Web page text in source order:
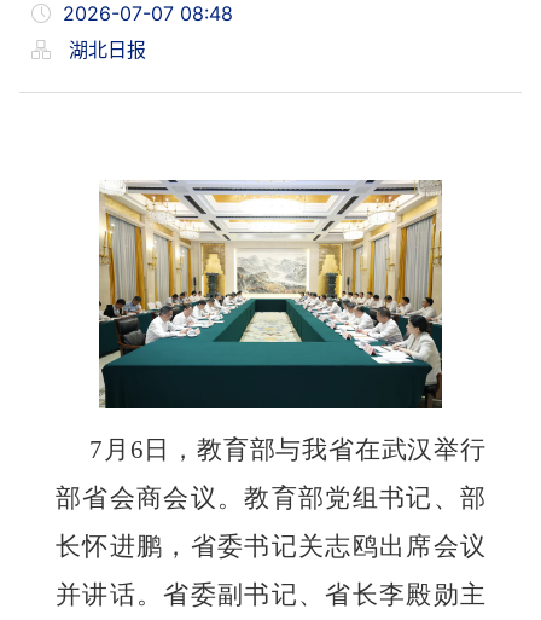
2026-07-07 08:48
湖北日报
7月6日，教育部与我省在武汉举行
部省会商会议。教育部党组书记、部
长怀进鹏，省委书记关志鸥出席会议
并讲话。省委副书记、省长李殿勋主